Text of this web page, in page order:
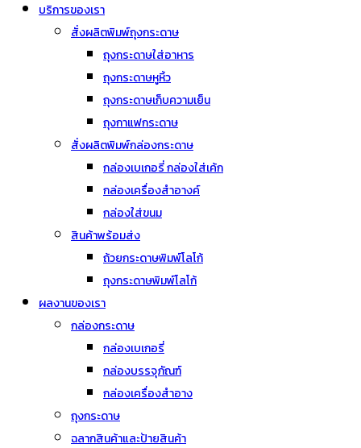
บริการของเรา
สั่งผลิตพิมพ์ถุงกระดาษ
ถุงกระดาษใส่อาหาร
ถุงกระดาษหูหิ้ว
ถุงกระดาษเก็บความเย็น
ถุงกาแฟกระดาษ
สั่งผลิตพิมพ์กล่องกระดาษ
กล่องเบเกอรี่ กล่องใส่เค้ก
กล่องเครื่องสำอางค์
กล่องใส่ขนม
สินค้าพร้อมส่ง
ถ้วยกระดาษพิมพ์โลโก้
ถุงกระดาษพิมพ์โลโก้
ผลงานของเรา
กล่องกระดาษ
กล่องเบเกอรี่
กล่องบรรจุภัณฑ์
กล่องเครื่องสำอาง
ถุงกระดาษ
ฉลากสินค้าและป้ายสินค้า